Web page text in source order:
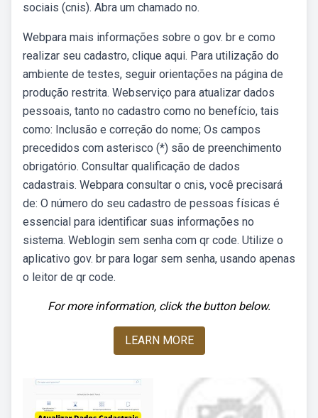
sociais (cnis). Abra um chamado no.
Webpara mais informações sobre o gov. br e como
realizar seu cadastro, clique aqui. Para utilização do
ambiente de testes, seguir orientações na página de
produção restrita. Webserviço para atualizar dados
pessoais, tanto no cadastro como no benefício, tais
como: Inclusão e correção do nome; Os campos
precedidos com asterisco (*) são de preenchimento
obrigatório. Consultar qualificação de dados
cadastrais. Webpara consultar o cnis, você precisará
de: O número do seu cadastro de pessoas físicas é
essencial para identificar suas informações no
sistema. Weblogin sem senha com qr code. Utilize o
aplicativo gov. br para logar sem senha, usando apenas
o leitor de qr code.
For more information, click the button below.
LEARN MORE